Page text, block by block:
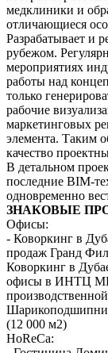
медклиники и
отличающиеся
Разрабатывает и
рубежом.
мероприятиях
работы над
только
рабочие
маркетинговых
элемента. Таким
качество
В детальном
последние BIM-
одновременно
ЗНАКОВЫЕ
Офисы:
- Коворкинг в
продаж Гранд
Коворкинг в
офисы в ИНТЦ
(12 000 м2)
HoReCa: